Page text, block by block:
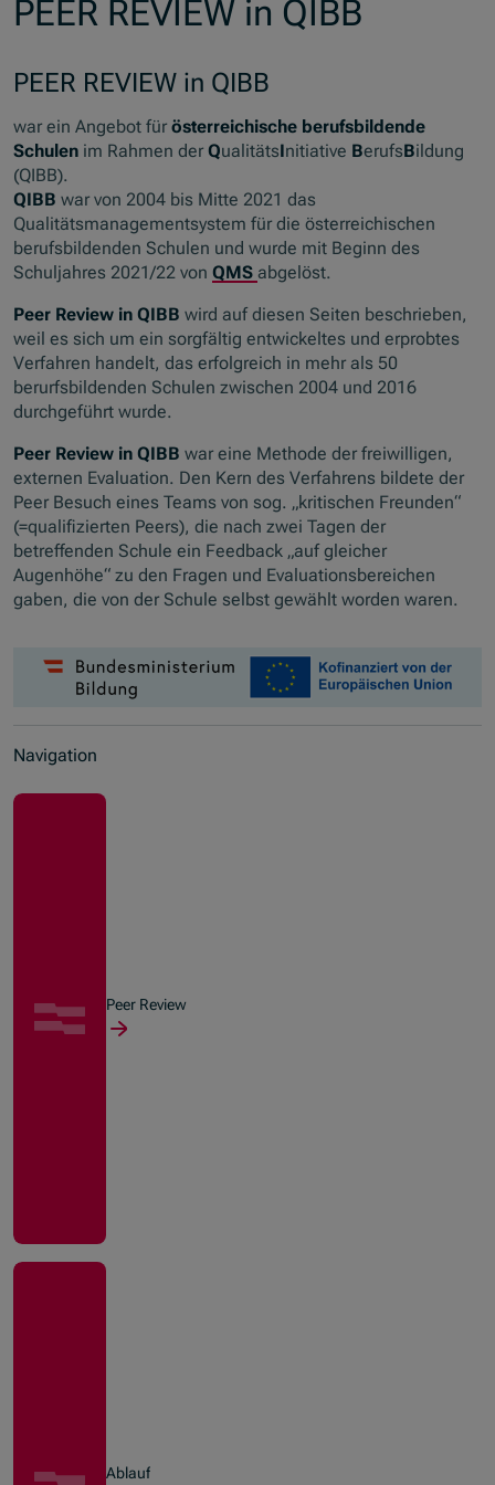
PEER REVIEW in QIBB
PEER REVIEW in QIBB
war ein Angebot fürösterreichische berufsbildende
Schulen im Rahmen derQualitätsInitiative BerufsBildung
(QIBB).
QIBBwar von 2004 bis Mitte 2021 das
Qualitätsmanagementsystem für die österreichischen
berufsbildenden Schulen und wurde mit Beginn des
Schuljahres 2021/22 vonQMSabgelöst.
Peer Review in QIBB wird auf diesen Seiten beschrieben,
weil es sich um ein sorgfältig entwickeltes und erprobtes
Verfahren handelt, das erfolgreich in mehr als 50
berurfsbildenden Schulen zwischen 2004 und 2016
durchgeführt wurde.
Peer Review in QIBB war eine Methode der freiwilligen,
externen Evaluation. Den Kern des Verfahrens bildete der
Peer Besuch eines Teams von sog. „kritischen Freunden“
(=qualifizierten Peers), die nach zwei Tagen der
betreffenden Schule ein Feedback „auf gleicher
Augenhöhe“ zu den Fragen und Evaluationsbereichen
gaben, die von der Schule selbst gewählt worden waren.
Navigation
Peer Review
Ablauf